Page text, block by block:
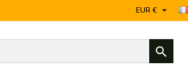
EUR € 
